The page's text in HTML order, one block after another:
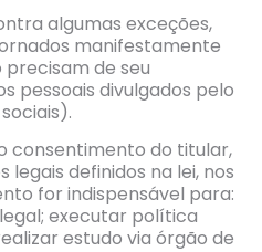
algumas exceções,
manifestamente
de seu
pessoais divulgados pelo
consentimento do titular,
legais definidos na lei, nos
for indispensável para:
executar política
estudo via órgão de